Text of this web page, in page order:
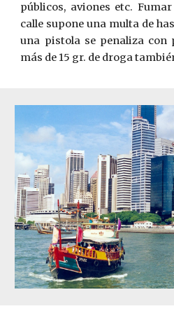
públicos, aviones etc.
calle supone una multa de
una pistola se penaliza con
más de 15 gr. de droga